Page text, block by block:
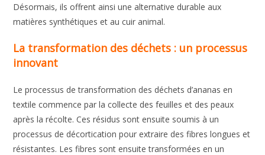
Désormais, ils offrent ainsi une alternative durable aux
matières synthétiques et au cuir animal.
La transformation des déchets : un processus
innovant
Le processus de transformation des déchets d’ananas en
textile commence par la collecte des feuilles et des peaux
après la récolte. Ces résidus sont ensuite soumis à un
processus de décortication pour extraire des fibres longues et
résistantes. Les fibres sont ensuite transformées en un